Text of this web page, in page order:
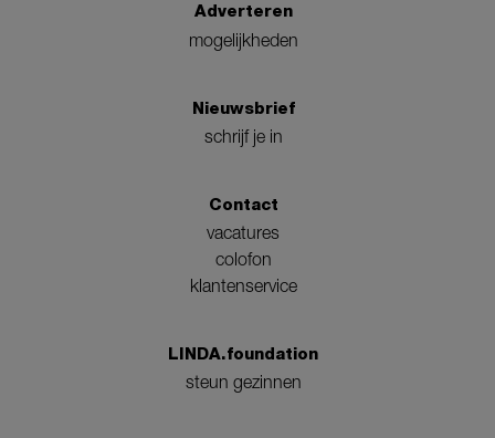
Adverteren
mogelijkheden
Nieuwsbrief
schrijf je in
Contact
vacatures
colofon
klantenservice
LINDA.foundation
steun gezinnen